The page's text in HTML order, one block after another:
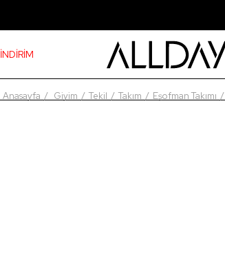
İNDİRİM
Anasayfa Giyim Tekil Takım Eşofman Takımı